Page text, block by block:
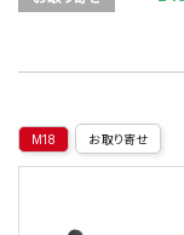
M18 お取り寄せ